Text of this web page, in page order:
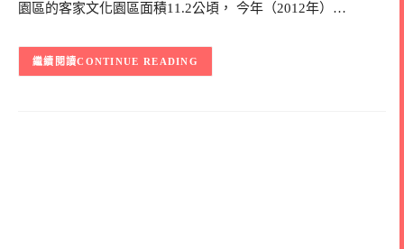
園區的客家文化園區面積11.2公頃， 今年（2012年）…
CONTINUE READING